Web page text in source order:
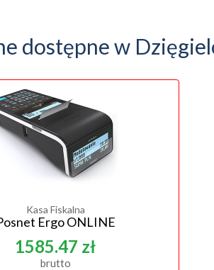
dostępne w
Kasa Fiskalna
Ergo ONLINE
1585.47 zł
brutto